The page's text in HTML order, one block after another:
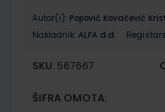
Autor(i): Popović Kovačević
Nakladnik: ALFA d.d.
SKU: 567667
ŠIFRA OMOTA: